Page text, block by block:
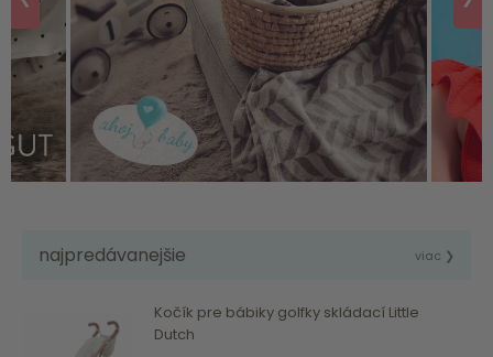
najpredávanejšie viac ❯
Kočík pre bábiky golfky skládací Little
Dutch